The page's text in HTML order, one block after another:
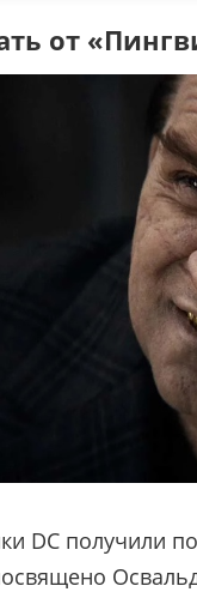
от
DC получили